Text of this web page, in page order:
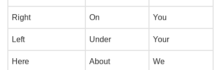
Right On You
Left Under Your
Here About We